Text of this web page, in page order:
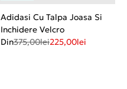
Adidasi Cu Talpa Joasa Si
Inchidere Velcro
Din375,00lei225,00lei